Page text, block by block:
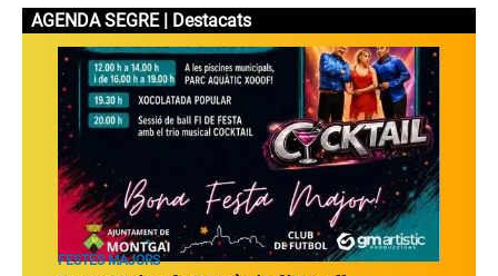
AGENDA SEGRE | Destacats
FESTES MAJORS